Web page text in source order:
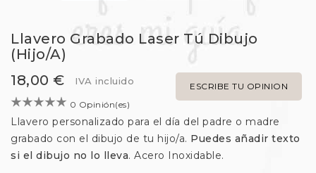
Llavero Grabado Laser Tú Dibujo
(Hijo/a)
18,00 €
ESCRIBE TU OPINION
IVA incluido
0 Opinión(es)
Llavero personalizado para el día del padre o madre
grabado con el dibujo de tu hijo/a. Puedes añadir texto
si el dibujo no lo lleva. Acero Inoxidable.